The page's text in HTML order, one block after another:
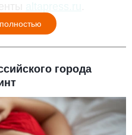
altapress.ru
города